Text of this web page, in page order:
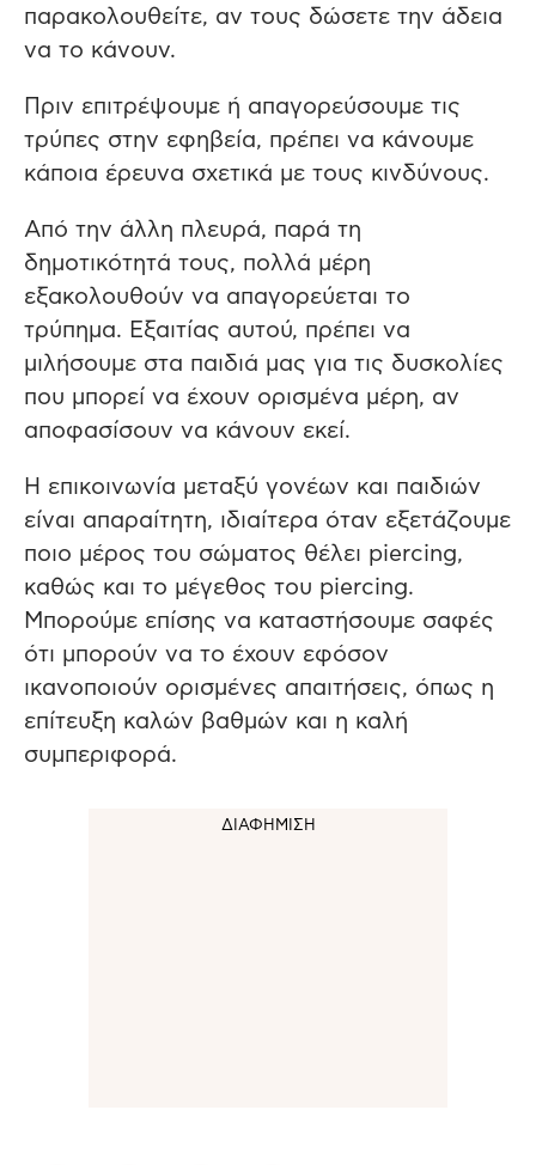
παρακολουθείτε, αν τους δώσετε την άδεια
να το κάνουν.
Πριν επιτρέψουμε ή απαγορεύσουμε τις
τρύπες στην εφηβεία, πρέπει να κάνουμε
κάποια έρευνα σχετικά με τους κινδύνους.
Από την άλλη πλευρά, παρά τη
δημοτικότητά τους, πολλά μέρη
εξακολουθούν να απαγορεύεται το
τρύπημα. Εξαιτίας αυτού, πρέπει να
μιλήσουμε στα παιδιά μας για τις δυσκολίες
που μπορεί να έχουν ορισμένα μέρη, αν
αποφασίσουν να κάνουν εκεί.
Η επικοινωνία μεταξύ γονέων και παιδιών
είναι απαραίτητη, ιδιαίτερα όταν εξετάζουμε
ποιο μέρος του σώματος θέλει piercing,
καθώς και το μέγεθος του piercing.
Μπορούμε επίσης να καταστήσουμε σαφές
ότι μπορούν να το έχουν εφόσον
ικανοποιούν ορισμένες απαιτήσεις, όπως η
επίτευξη καλών βαθμών και η καλή
συμπεριφορά.